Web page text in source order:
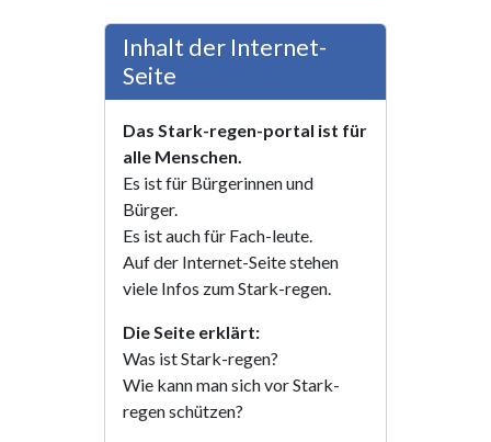
Inhalt der Internet-
Seite
Das Stark-regen-portal ist für
alle Menschen.
Es ist für Bürgerinnen und
Bürger.
Es ist auch für Fach-leute.
Auf der Internet-Seite stehen
viele Infos zum Stark-regen.
Die Seite erklärt:
Was ist Stark-regen?
Wie kann man sich vor Stark-
regen schützen?